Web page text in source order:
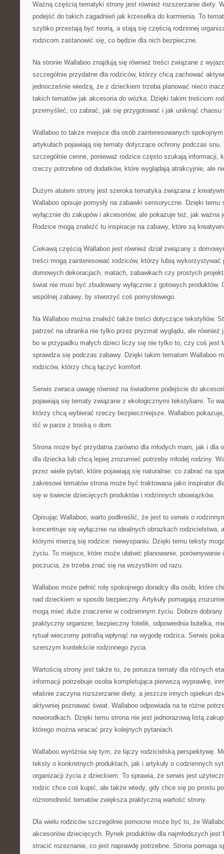
Ważną częścią tematyki strony jest również rozszerzanie diety.
podejść do takich zagadnień jak krzesełka do karmienia. To
szybko przestają być teorią, a stają się częścią rodzinnej
rodzicom zastanowić się, co będzie dla nich bezpieczne.
Na stronie Wallaboo znajdują się również treści związane z
szczególnie przydatne dla rodziców, którzy chcą zachować
jednocześnie wiedzą, że z dzieckiem trzeba planować nieco
takich tematów jak akcesoria do wózka. Dzięki takim treściom
przemyśleć, co zabrać, jak się przygotować i jak uniknąć chaosu
Wallaboo to także miejsce dla osób zainteresowanych
artykułach pojawiają się tematy dotyczące ochrony podczas
szczególnie cenne, ponieważ rodzice często szukają informacji,
rzeczy potrzebne od dodatków, które wyglądają atrakcyjnie, ale
Dużym atutem strony jest szeroka tematyka związana z
Wallaboo opisuje pomysły na zabawki sensoryczne. Dzięki temu
wyłącznie do zakupów i akcesoriów, ale pokazuje też, jak ważna
Rodzice mogą znaleźć tu inspiracje na zabawy, które są
Ciekawą częścią Wallaboo jest również dział związany z
treści mogą zainteresować rodziców, którzy lubią wykorzystywać
domowych dekoracjach, matach, zabawkach czy prostych
świat nie musi być zbudowany wyłącznie z gotowych produktów.
wspólnej zabawy, by stworzyć coś pomysłowego.
Na Wallaboo można znaleźć także treści dotyczące tekstyliów.
patrzeć na ubranka nie tylko przez pryzmat wyglądu, ale również
bo w przypadku małych dzieci liczy się nie tylko to, czy coś jest
sprawdza się podczas zabawy. Dzięki takim tematom Wallaboo
rodziców, którzy chcą łączyć komfort.
Serwis zwraca uwagę również na świadome podejście do
pojawiają się tematy związane z ekologicznymi tekstyliami. To
którzy chcą wybierać rzeczy bezpieczniejsze. Wallaboo
iść w parze z troską o dom.
Strona może być przydatna zarówno dla młodych mam, jak i dla
dla dziecka lub chcą lepiej zrozumieć potrzeby młodej rodziny.
przez wiele pytań, które pojawiają się naturalnie: co zabrać na
zakresowi tematów strona może być traktowana jako inspirator
się w świecie dziecięcych produktów i rodzinnych obowiązków.
Opisując Wallaboo, warto podkreślić, że jest to serwis o
koncentruje się wyłącznie na idealnych obrazkach rodzicielstwa,
którymi mierzą się rodzice: niewyspaniu. Dzięki temu teksty
życiu. To miejsce, które może ułatwić planowanie,
poczucia, że trzeba znać się na wszystkim od razu.
Wallaboo może pełnić rolę spokojnego doradcy dla osób, które
nad dzieckiem w sposób bezpieczny. Artykuły pomagają
mogą mieć duże znaczenie w codziennym życiu. Dobrze
praktyczny organizer, bezpieczny fotelik, odpowiednia butelka,
rytuał wieczorny potrafią wpłynąć na wygodę rodzica. Serwis
szerszym kontekście rodzinnego życia.
Wartością strony jest także to, że porusza tematy dla różnych
informacji potrzebuje osoba kompletująca pierwszą wyprawkę,
właśnie zaczyna rozszerzanie diety, a jeszcze innych opiekun
aktywniej poznawać świat. Wallaboo odpowiada na te różne
noworodkach. Dzięki temu strona nie jest jednorazową listą
którego można wracać przy kolejnych pytaniach.
Wallaboo wyróżnia się tym, że łączy rodzicielską perspektywę.
teksty o konkretnych produktach, jak i artykuły o codziennych
organizacji życia z dzieckiem. To sprawia, że serwis jest
rodzic chce coś kupić, ale także wtedy, gdy chce się po prostu
różnorodność tematów zwiększa praktyczną wartość strony.
Dla wielu rodziców szczególnie pomocne może być to, że
akcesoriów dziecięcych. Rynek produktów dla najmłodszych jest
stracić rozeznanie, co jest naprawdę potrzebne. Strona pomaga